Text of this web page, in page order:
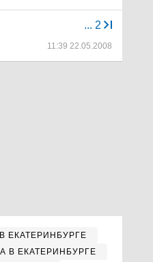
... 2
11:39 22.05.2008
ЕКАТЕРИНБУРГЕ
В ЕКАТЕРИНБУРГЕ